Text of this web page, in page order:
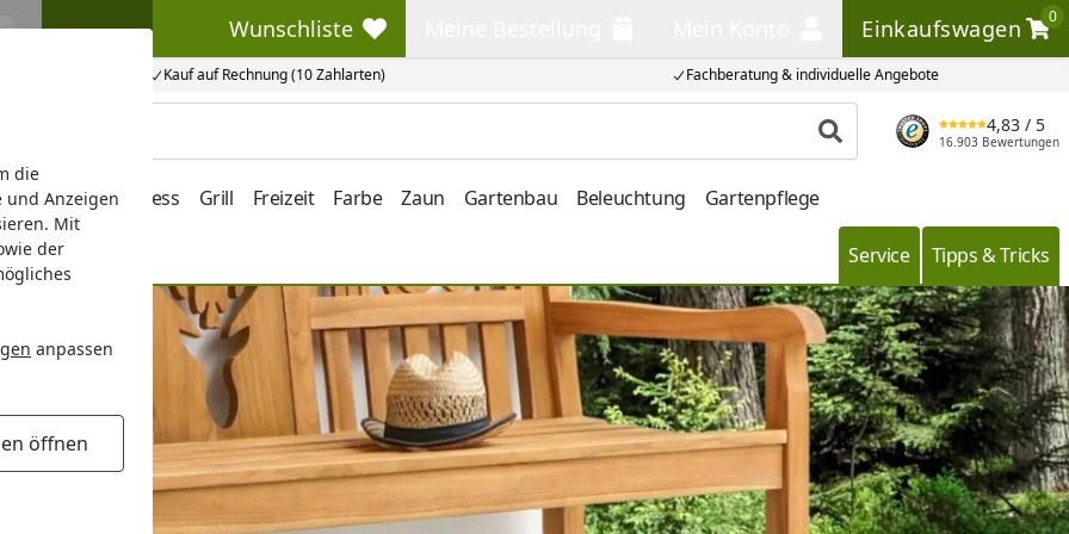
die
und Anzeigen
Mit
der
anpassen
öffnen
Kauf auf Rechnung (10 Zahlarten) Fachberatung & individuelle Angebote
Wunschliste
Wunschliste Einkaufswagen
0
Einkaufswagen
Produkt suchen
4,83 / 5
16.903 Bewertungen
Vordach Wellness Grill Freizeit Farbe Zaun Gartenbau Beleuchtung Gartenpflege
Service Tipps & Tricks